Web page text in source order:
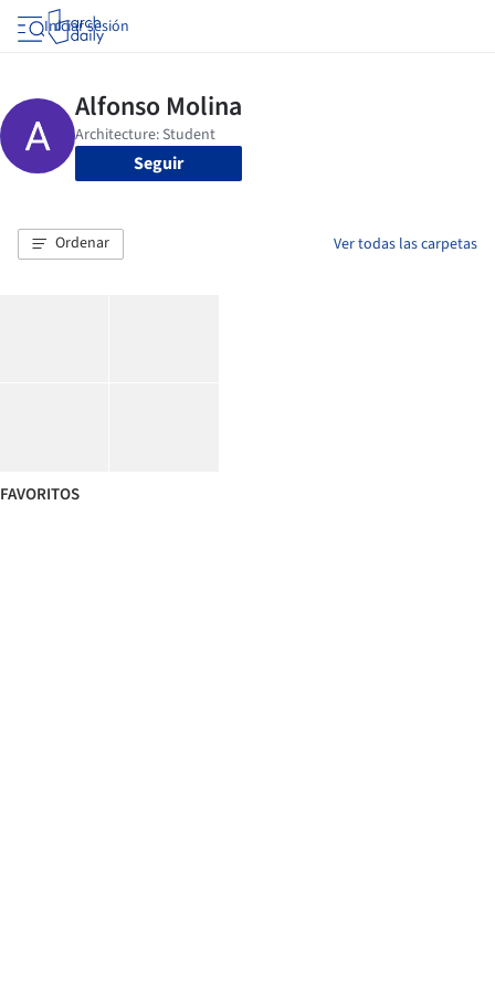
Iniciar sesión
Seguir
Ordenar Ver todas las carpetas
FAVORITOS